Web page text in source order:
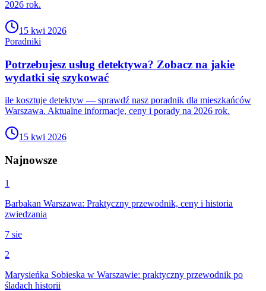
2026 rok.
15 kwi 2026
Poradniki
Potrzebujesz usług detektywa? Zobacz na jakie
wydatki się szykować
ile kosztuje detektyw — sprawdź nasz poradnik dla mieszkańców
Warszawa. Aktualne informacje, ceny i porady na 2026 rok.
15 kwi 2026
Najnowsze
1
Barbakan Warszawa: Praktyczny przewodnik, ceny i historia
zwiedzania
7 sie
2
Marysieńka Sobieska w Warszawie: praktyczny przewodnik po
śladach historii